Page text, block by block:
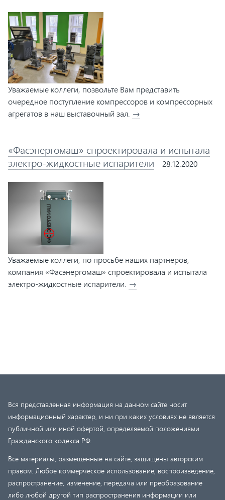
Уважаемые коллеги, позвольте Вам представить
очередное поступление компрессоров и компрессорных
агрегатов в наш выставочный зал. →
«Фасэнергомаш» спроектировала и испытала
электро-жидкостные испарители
28.12.2020
Уважаемые коллеги, по просьбе наших партнеров,
компания «Фасэнергомаш» спроектировала и испытала
электро-жидкостные испарители. →
Вся представленная информация на данном сайте носит
информационный характер, и ни при каких условиях не является
публичной или иной офертой, определяемой положениями
Гражданского кодекса РФ.
Все материалы, размещённые на сайте, защищены авторским
правом. Любое коммерческое использование, воспроизведение,
распространение, изменение, передача или преобразование
либо любой другой тип распространения информации или